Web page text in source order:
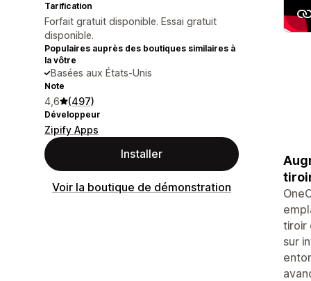
Tarification
Forfait gratuit disponible. Essai gratuit
disponible.
Populaires auprès des boutiques similaires à
la vôtre
Basées aux États-Unis
Note
4,6 (497)
Développeur
Zipify Apps
Installer
Voir la boutique de démonstration
tiroir
sur